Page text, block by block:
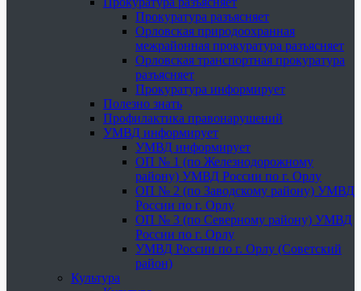
Прокуратура разъясняет
Орловская природоохранная
межрайонная прокуратура разъясняет
Орловская транспортная прокуратура
разъясняет
Прокуратура информирует
Полезно знать
Профилактика правонарушений
УМВД информирует
УМВД информирует
ОП № 1 (по Железнодорожному
району) УМВД России по г. Орлу
ОП № 2 (по Заводскому району) УМВД
России по г. Орлу
ОП № 3 (по Северному району) УМВД
России по г. Орлу
УМВД России по г. Орлу (Советский
район)
Культура